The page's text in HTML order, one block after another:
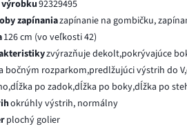
výrobku92329495
zapínaniazapínanie na gombičku,
126 cm (vo veľkosti 42)
zvýrazňuje dekolt,pokrývajúce
bočným rozparkom,predlžujúci výstrih do
po zadok,dĺžka po boky,dĺžka po
okrúhly výstrih, normálny
plochý golier